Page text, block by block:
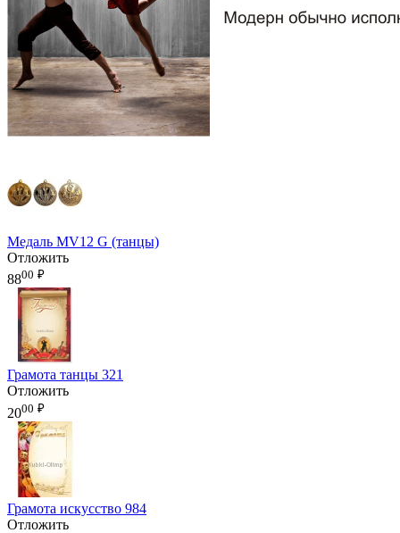
Медаль MV12 G (танцы)
Отложить
8800 ₽
Грамота танцы 321
Отложить
2000 ₽
Грамота искусство 984
Отложить